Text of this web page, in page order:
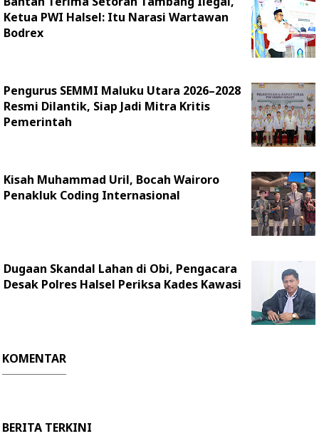
Ketua PWI Halsel: Itu Narasi Wartawan
Bodrex
Pengurus SEMMI Maluku Utara 2026–2028
Resmi Dilantik, Siap Jadi Mitra Kritis
Pemerintah
Kisah Muhammad Uril, Bocah Wairoro
Penakluk Coding Internasional
Dugaan Skandal Lahan di Obi, Pengacara
Desak Polres Halsel Periksa Kades Kawasi
KOMENTAR
BERITA TERKINI